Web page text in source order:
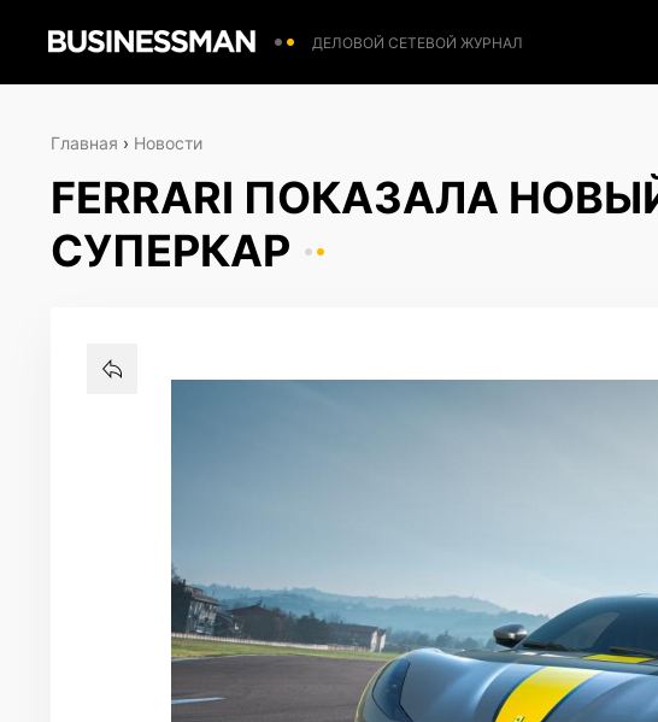
ДЕЛОВОЙ СЕТЕВОЙ ЖУРНАЛ
Главная › Новости
FERRARI ПОКАЗАЛА
СУПЕРКАР